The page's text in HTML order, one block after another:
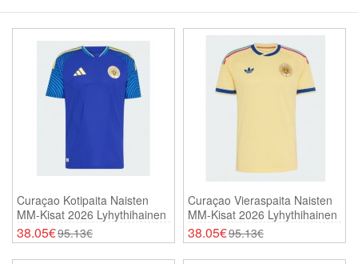
Curaçao Kotipaita Naisten
MM-Kisat 2026 Lyhythihainen
38.05€95.13€
Curaçao Vieraspaita Naisten
MM-Kisat 2026 Lyhythihainen
38.05€95.13€